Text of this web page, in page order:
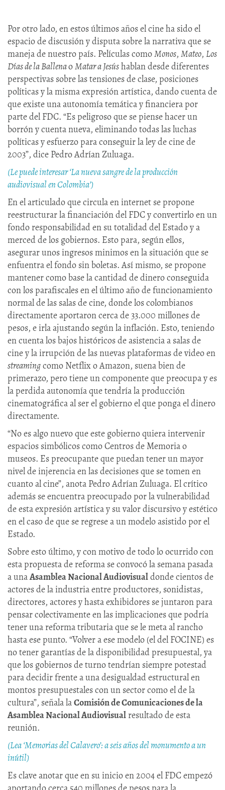
Por otro lado, en estos últimos años el cine ha sido el
espacio de discusión y disputa sobre la narrativa que se
maneja de nuestro país. Películas comoMonos, Mateo, Los
Días de la BallenaoMatar a Jesúshablan desde diferentes
perspectivas sobre las tensiones de clase, posiciones
políticas y la misma expresión artística, dando cuenta de
que existe una autonomía temática y financiera por
parte del FDC. “Es peligroso que se piense hacer un
borrón y cuenta nueva, eliminando todas las luchas
políticas y esfuerzo para conseguir la ley de cine de
2003”, dice Pedro Adrían Zuluaga.
(Le puede interesar ‘La nueva sangre de la producción
audiovisual en Colombia’)
En el articulado que circula en internet se propone
reestructurar la financiación del FDC y convertirlo en un
fondo responsabilidad en su totalidad del Estado y a
merced de los gobiernos. Esto para, según ellos,
asegurar unos ingresos minimos en la situación que se
enfuentra el fondo sin boletas. Así mismo, se propone
mantener como base la cantidad de dinero conseguida
con los parafiscales en el último año de funcionamiento
normal de las salas de cine, donde los colombianos
directamente aportaron cerca de 33.000 millones de
pesos, e irla ajustando según la inflación. Esto, teniendo
en cuenta los bajos históricos de asistencia a salas de
cine y la irrupción de las nuevas plataformas de video en
streamingcomo Netflix o Amazon, suena bien de
primerazo, pero tiene un componente que preocupa y es
la perdida autonomía que tendría la producción
cinematográfica al ser el gobierno el que ponga el dinero
directamente.
“No es algo nuevo que este gobierno quiera intervenir
espacios simbólicos como Centros de Memoria o
museos. Es preocupante que puedan tener un mayor
nivel de injerencia en las decisiones que se tomen en
cuanto al cine”, anota Pedro Adrían Zuluaga. El crítico
además se encuentra preocupado por la vulnerabilidad
de esta expresión artística y su valor discursivo y estético
en el caso de que se regrese a un modelo asistido por el
Estado.
Sobre esto último, y con motivo de todo lo ocurrido con
esta propuesta de reforma se convocó la semana pasada
a unaAsamblea Nacional Audiovisualdonde cientos de
actores de la industria entre productores, sonidistas,
directores, actores y hasta exhibidores se juntaron para
pensar colectivamente en las implicaciones que podría
tener una reforma tributaria que se le meta al rancho
hasta ese punto. “Volver a ese modelo (el del FOCINE) es
no tener garantías de la disponibilidad presupuestal, ya
que los gobiernos de turno tendrían siempre potestad
para decidir frente a una desigualdad estructural en
montos presupuestales con un sector como el de la
cultura”, señala laComisión de Comunicaciones de la
Asamblea Nacional Audiovisual resultado de esta
reunión.
(Lea ‘Memorias del Calavero’: a seis años del monumento a un
inútil)
Es clave anotar que en su inicio en 2004 el FDC empezó